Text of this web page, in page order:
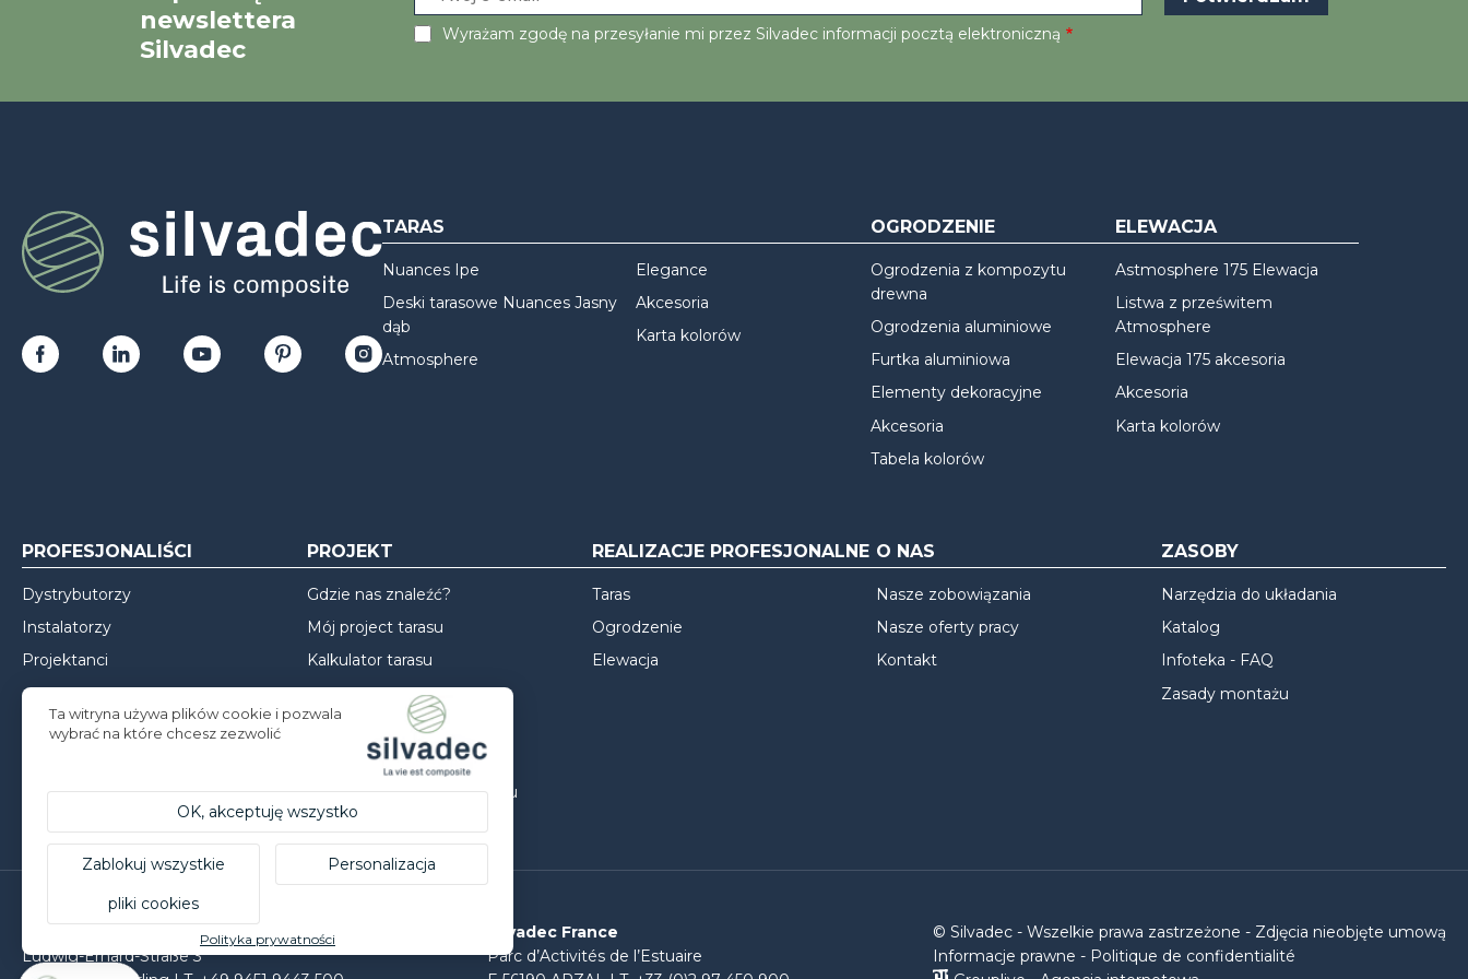
newslettera
Silvadec
Wyrażam zgodę na przesyłanie mi przez Silvadec informacji pocztą elektroniczną
TARAS
Nuances Ipe
Deski tarasowe Nuances Jasny
dąb
Atmosphere
Elegance
Akcesoria
Karta kolorów
OGRODZENIE
Ogrodzenia z kompozytu
drewna
Ogrodzenia aluminiowe
Furtka aluminiowa
Elementy dekoracyjne
Akcesoria
Tabela kolorów
ELEWACJA
Astmosphere 175 Elewacja
Listwa z prześwitem
Atmosphere
Elewacja 175 akcesoria
Akcesoria
Karta kolorów
PROFESJONALIŚCI
Dystrybutorzy
Instalatorzy
Projektanci
PROJEKT
Gdzie nas znaleźć?
Mój project tarasu
Kalkulator tarasu
Mój project ogrodzenia
Mój project elewacji
Inspiracje
Porady dotyczące montażu
REALIZACJE PROFESJONALNE
Taras
Ogrodzenie
Elewacja
O NAS
Nasze zobowiązania
Nasze oferty pracy
Kontakt
ZASOBY
Narzędzia do układania
Katalog
Infoteka - FAQ
Zasady montażu
Silvadec Deutschland
Ludwig-Erhard-Straße 3
Silvadec France
Parc d’Activités de l’Estuaire
© Silvadec - Wszelkie prawa zastrzeżone - Zdjęcia nieobjęte umową
Informacje prawne - Politique de confidentialité
Ta witryna używa plików cookie i pozwala
wybrać na które chcesz zezwolić
OK, akceptuję wszystko
Zablokuj wszystkie
pliki cookies
Personalizacja
Polityka prywatności